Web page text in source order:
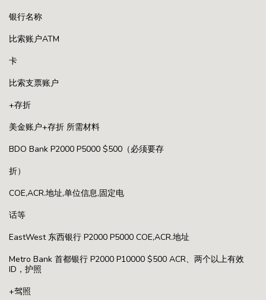
银行名称
比索账户ATM
卡
比索支票账户
+存折
美金账户+存折 所需材料
BDO Bank P2000 P5000 $500（必须要存
折）
COE,ACR.地址,单位信息,固定电
话等
EastWest 东西银行 P2000 P5000 COE,ACR.地址
Metro Bank 首都银行 P2000 P10000 $500 ACR、两个以上有效
ID，护照
+驾照